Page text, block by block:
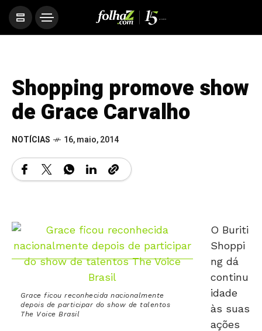
Shopping promove show
de Grace Carvalho
NOTÍCIAS 16, maio, 2014
Grace ficou reconhecida nacionalmente
depois de participar do show de talentos
The Voice Brasil
O Buriti
Shoppi
ng dá
continu
idade
às suas
ações